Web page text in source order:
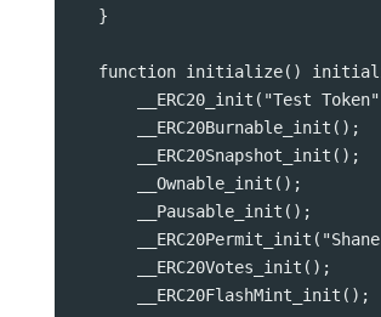
    }
function initialize()
__ERC20_init("Test
        __ERC20Burnable_init();
        __ERC20Snapshot_init();
        __Ownable_init();
        __Pausable_init();
        __ERC20Votes_init();
        __ERC20FlashMint_init();